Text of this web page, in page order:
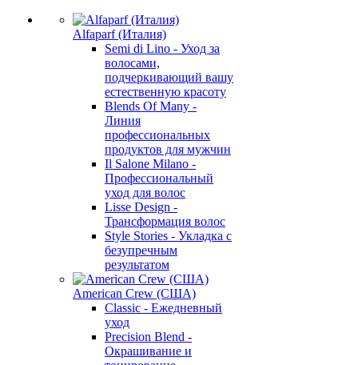
Alfaparf (Италия)
Semi di Lino - Уход за
волосами,
подчеркивающий вашу
естественную красоту
Blends Of Many -
Линия
профессиональных
продуктов для мужчин
Il Salone Milano -
Профессиональный
уход для волос
Lisse Design -
Трансформация волос
Style Stories - Укладка с
безупречным
результатом
American Crew (США)
Classic - Ежедневный
уход
Precision Blend -
Окрашивание и